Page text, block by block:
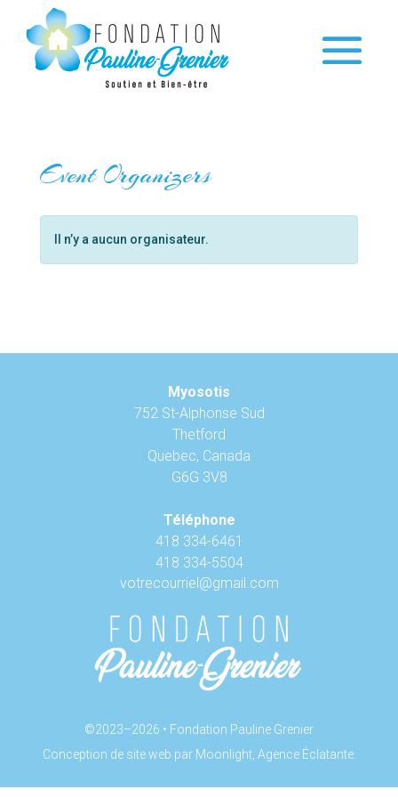
Event Organizers
Il n’y a aucun organisateur.
©2023–2026 • Fondation Pauline Grenier
Conception de site web par Moonlight, Agence Éclatante.
Téléphone
418 334-6461
418 334-5504
votrecourriel@gmail.com
Myosotis
752 St-Alphonse Sud
Thetford
Quebec, Canada
G6G 3V8